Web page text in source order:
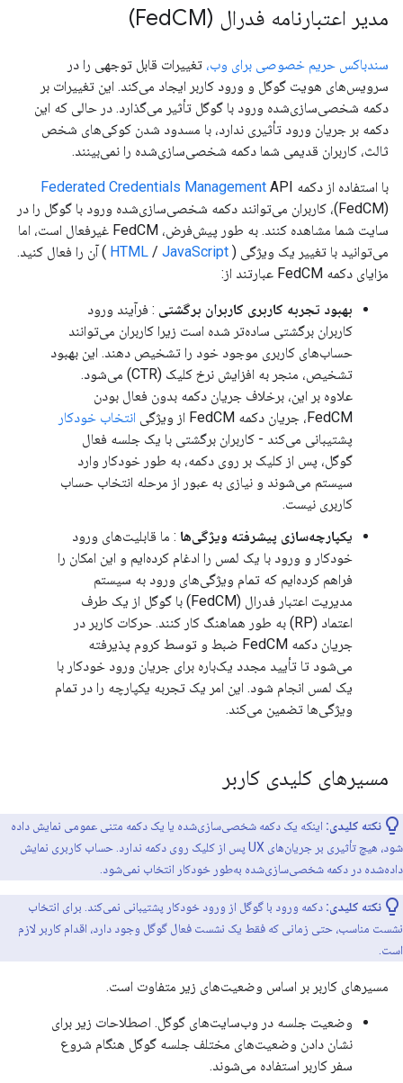
مدیر اعتبارنامه فدرال (FedCM)
سندباکس حریم خصوصی برای وب، تغییرات قابل توجهی را در
سرویس‌های هویت گوگل و ورود کاربر ایجاد می‌کند. این تغییرات بر
دکمه شخصی‌سازی‌شده ورود با گوگل تأثیر می‌گذارد. در حالی که این
دکمه بر جریان ورود تأثیری ندارد، با مسدود شدن کوکی‌های شخص
ثالث، کاربران قدیمی شما دکمه شخصی‌سازی‌شده را نمی‌بینند.
با استفاده از دکمه Federated Credentials Management API
(FedCM)، کاربران می‌توانند دکمه شخصی‌سازی‌شده ورود با گوگل را در
سایت شما مشاهده کنند. به طور پیش‌فرض، FedCM غیرفعال است، اما
می‌توانید با تغییر یک ویژگی (
HTML / JavaScript
) آن را فعال کنید.
مزایای دکمه FedCM عبارتند از:
بهبود تجربه کاربری کاربران برگشتی : فرآیند ورود
کاربران برگشتی ساده‌تر شده است زیرا کاربران می‌توانند
حساب‌های کاربری موجود خود را تشخیص دهند. این بهبود
تشخیص، منجر به افزایش نرخ کلیک (CTR) می‌شود.
علاوه بر این، برخلاف جریان دکمه بدون فعال بودن
FedCM، جریان دکمه FedCM از ویژگی
انتخاب خودکار
پشتیبانی می‌کند - کاربران برگشتی با یک جلسه فعال
گوگل، پس از کلیک بر روی دکمه، به طور خودکار وارد
سیستم می‌شوند و نیازی به عبور از مرحله انتخاب حساب
کاربری نیست.
یکپارچه‌سازی پیشرفته ویژگی‌ها : ما قابلیت‌های ورود
خودکار و ورود با یک لمس را ادغام کرده‌ایم و این امکان را
فراهم کرده‌ایم که تمام ویژگی‌های ورود به سیستم
مدیریت اعتبار فدرال (FedCM) با گوگل از یک طرف
اعتماد (RP) به طور هماهنگ کار کنند. حرکات کاربر در
جریان دکمه FedCM ضبط و توسط کروم پذیرفته
می‌شود تا تأیید مجدد یک‌باره برای جریان ورود خودکار با
یک لمس انجام شود. این امر یک تجربه یکپارچه را در تمام
ویژگی‌ها تضمین می‌کند.
مسیرهای کلیدی کاربر
نکته کلیدی: اینکه یک دکمه شخصی‌سازی‌شده یا یک دکمه متنی عمومی نمایش داده
شود، هیچ تأثیری بر جریان‌های UX پس از کلیک روی دکمه ندارد. حساب کاربری نمایش
داده‌شده در دکمه شخصی‌سازی‌شده به‌طور خودکار انتخاب نمی‌شود.
نکته کلیدی: دکمه ورود با گوگل از ورود خودکار پشتیبانی نمی‌کند. برای انتخاب
نشست مناسب، حتی زمانی که فقط یک نشست فعال گوگل وجود دارد، اقدام کاربر لازم
است.
مسیرهای کاربر بر اساس وضعیت‌های زیر متفاوت است.
وضعیت جلسه در وب‌سایت‌های گوگل. اصطلاحات زیر برای
نشان دادن وضعیت‌های مختلف جلسه گوگل هنگام شروع
سفر کاربر استفاده می‌شوند.